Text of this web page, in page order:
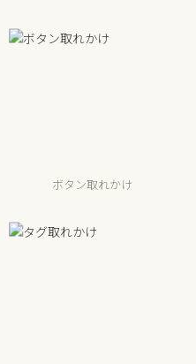
ボタン取れかけ